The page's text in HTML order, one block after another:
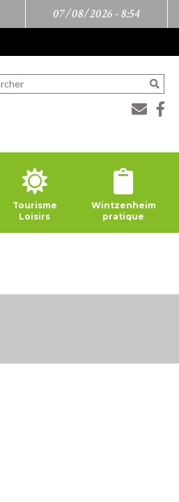
07/08/2026 -8:54
Tourisme
Loisirs
Wintzenheim
pratique